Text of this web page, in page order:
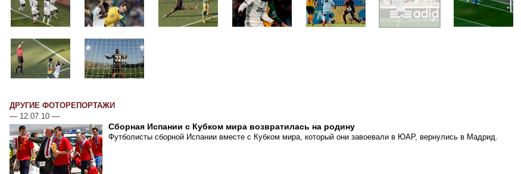
ДРУГИЕ ФОТОРЕПОРТАЖИ
— 12.07.10 —
Сборная Испании с Кубком мира возвратилась на родину
Футболисты сборной Испании вместе с Кубком мира, который они завоевали в ЮАР, вернулись в Мадрид.